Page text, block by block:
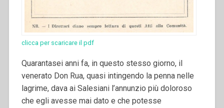
clicca per scaricare il pdf
Quarantasei anni fa, in questo stesso giorno, il
venerato Don Rua, quasi intingendo la penna nelle
lagrime, dava ai Salesiani l’annunzio più doloroso
che egli avesse mai dato e che potesse